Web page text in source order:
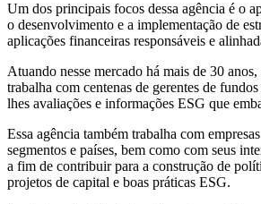
Um dos principais focos dessa agência é o
o desenvolvimento e a implementação de
aplicações financeiras responsáveis e
Atuando nesse mercado há mais de 30
trabalha com centenas de gerentes de
lhes avaliações e informações ESG que
Essa agência também trabalha com
segmentos e países, bem como com seus
a fim de contribuir para a construção de
projetos de capital e boas práticas ESG.